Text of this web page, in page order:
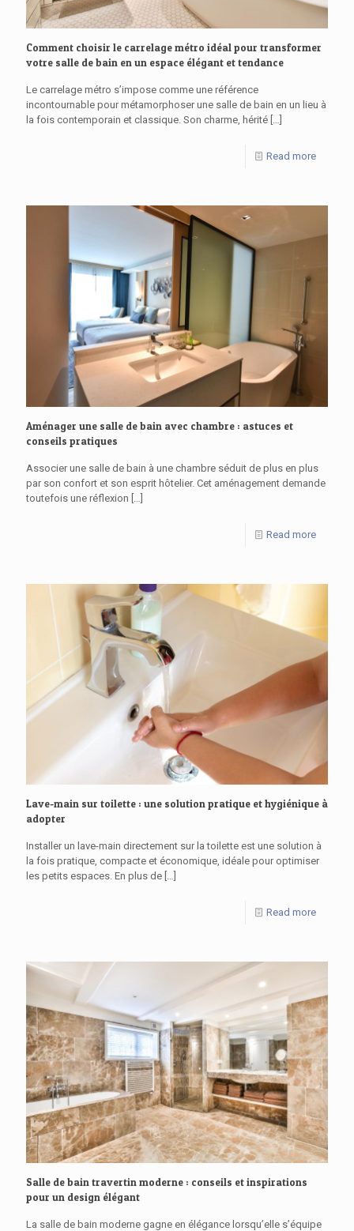
Comment choisir le carrelage métro idéal pour transformer
votre salle de bain en un espace élégant et tendance
Le carrelage métro s’impose comme une référence
incontournable pour métamorphoser une salle de bain en un lieu à
la fois contemporain et classique. Son charme, hérité […]
Read more
Aménager une salle de bain avec chambre : astuces et
conseils pratiques
Associer une salle de bain à une chambre séduit de plus en plus
par son confort et son esprit hôtelier. Cet aménagement demande
toutefois une réflexion
Read more
Lave-main sur toilette : une solution pratique et hygiénique à
adopter
Installer un lave-main directement sur la toilette est une solution à
la fois pratique, compacte et économique, idéale pour optimiser
les petits espaces. En plus de […]
Read more
Salle de bain travertin moderne : conseils et inspirations
pour un design élégant
La salle de bain moderne gagne en élégance lorsqu’elle s’équipe